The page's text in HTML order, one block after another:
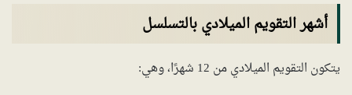
أشهر التقويم الميلادي بالتسلسل
يتكون التقويم الميلادي من 12 شهرًا، وهي: